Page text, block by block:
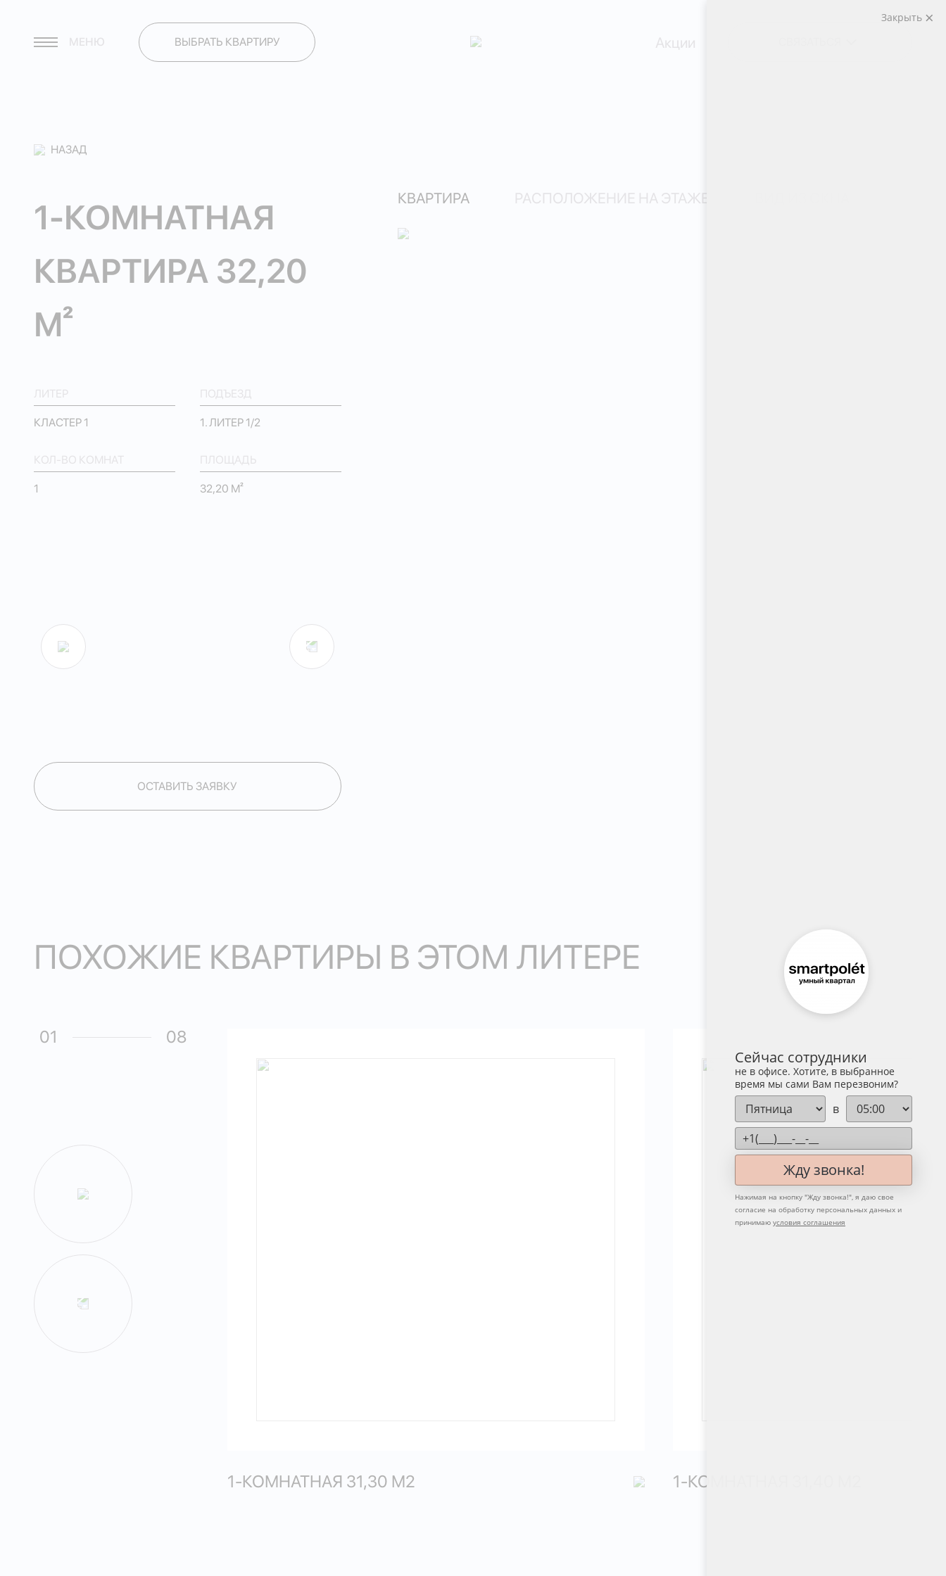
МЕНЮ ВЫБРАТЬ КВАРТИРУ Акции
НАЗАД
1-КОМНАТНАЯ
КВАРТИРА 32,20
М²
ЛИТЕР
КЛАСТЕР 1
ПОДЪЕЗД
1. ЛИТЕР 1/2
КОЛ-ВО КОМНАТ
1
ПЛОЩАДЬ
32,20 М²
ОСТАВИТЬ ЗАЯВКУ
КВАРТИРА РАСПОЛОЖЕНИЕ НА ЭТАЖЕ
ПОХОЖИЕ КВАРТИРЫ В ЭТОМ ЛИТЕРЕ
01 08
1-КОМНАТНАЯ 31,30 М2 1-КОМНАТНАЯ 31,40 М
Закрыть
Сейчас сотрудники
не в офисе. Хотите, в выбранное
время мы сами Вам перезвоним?
в
Жду звонка!
Нажимая на кнопку "Жду звонка!", я даю свое
согласие на обработку персональных данных и
принимаю условия соглашения